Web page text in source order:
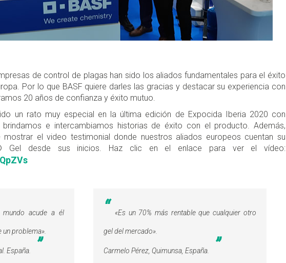
de control de plagas han sido los aliados fundamentales para el éxito
Por lo que BASF quiere darles las gracias y destacar su experiencia con
20 años de confianza y éxito mutuo.
un rato muy especial en la última edición de Expocida Iberia 2020 con
brindamos e intercambiamos historias de éxito con el producto. Además,
el video testimonial donde nuestros aliados europeos cuentan su
Gel desde sus inicios. Haz clic en el enlace para ver el vídeo:
acude a él
un problema»
España.
«Es un 70% más rentable que cualquier otro
gel del mercado».
Carmelo Pérez, Quimunsa, España.